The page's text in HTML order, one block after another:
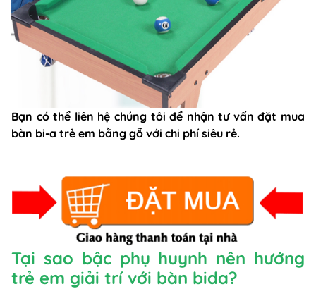
Bạn có thể liên hệ chúng tôi để nhận tư vấn đặt mua
bàn bi-a trẻ em bằng gỗ với chi phí siêu rẻ.
Tại sao bậc phụ huynh nên hướng
trẻ em giải trí với bàn bida?